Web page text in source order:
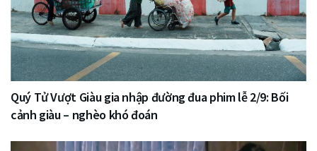
Quý Tử Vượt Giàu gia nhập đường đua phim lễ 2/9: Bối
cảnh giàu – nghèo khó đoán